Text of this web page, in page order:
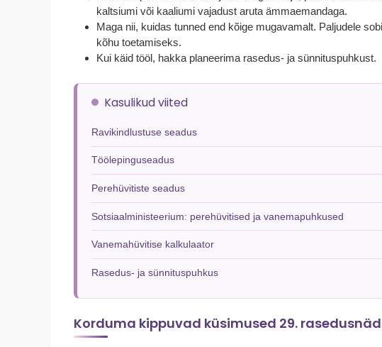
kaltsiumi või kaaliumi vajadust aruta ämmaemandaga.
Maga nii, kuidas tunned end kõige mugavamalt. Paljudele
kõhu toetamiseks.
Kui käid tööl, hakka planeerima rasedus- ja sünnituspuhkust.
Kasulikud viited
Ravikindlustuse seadus
Töölepinguseadus
Perehüvitiste seadus
Sotsiaalministeerium: perehüvitised ja vanemapuhkused
Vanemahüvitise kalkulaator
Rasedus- ja sünnituspuhkus
Korduma kippuvad küsimused 29.